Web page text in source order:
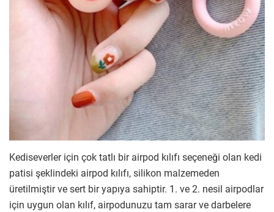
Kediseverler için çok tatlı bir airpod kılıfı seçeneği olan kedi
patisi şeklindeki airpod kılıfı, silikon malzemeden
üretilmiştir ve sert bir yapıya sahiptir. 1. ve 2. nesil airpodlar
için uygun olan kılıf, airpodunuzu tam sarar ve darbelere